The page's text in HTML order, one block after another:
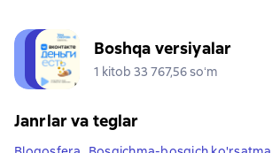
Boshqa versiyalar
1 kitob 33 767,56 soʻm
Janrlar va teglar